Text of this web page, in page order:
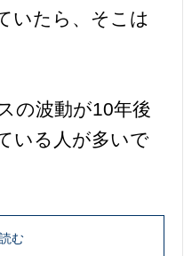
いたら、そこは
の波動が10年後
いる人が多いで
む